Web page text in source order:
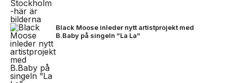
Black Moose inleder nytt artistprojekt med
B.Baby på singeln ”La La”